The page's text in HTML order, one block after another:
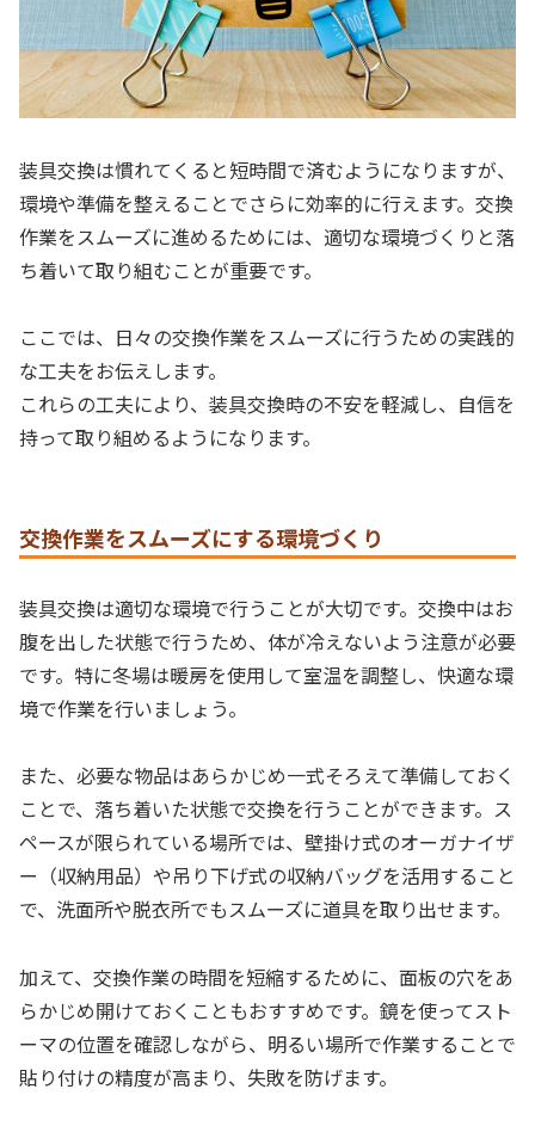
装具交換は慣れてくると短時間で済むようになりますが、
環境や準備を整えることでさらに効率的に行えます。交換
作業をスムーズに進めるためには、適切な環境づくりと落
ち着いて取り組むことが重要です。
ここでは、日々の交換作業をスムーズに行うための実践的
な工夫をお伝えします。
これらの工夫により、装具交換時の不安を軽減し、自信を
持って取り組めるようになります。
交換作業をスムーズにする環境づくり
装具交換は適切な環境で行うことが大切です。交換中はお
腹を出した状態で行うため、体が冷えないよう注意が必要
です。特に冬場は暖房を使用して室温を調整し、快適な環
境で作業を行いましょう。
また、必要な物品はあらかじめ一式そろえて準備しておく
ことで、落ち着いた状態で交換を行うことができます。ス
ペースが限られている場所では、壁掛け式のオーガナイザ
ー（収納用品）や吊り下げ式の収納バッグを活用すること
で、洗面所や脱衣所でもスムーズに道具を取り出せます。
加えて、交換作業の時間を短縮するために、面板の穴をあ
らかじめ開けておくこともおすすめです。鏡を使ってスト
ーマの位置を確認しながら、明るい場所で作業することで
貼り付けの精度が高まり、失敗を防げます。